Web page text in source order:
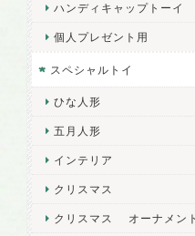
ハンディキャップトーイ
個人プレゼント用
スペシャルトイ
ひな人形
五月人形
インテリア
クリスマス
クリスマス オーナメント